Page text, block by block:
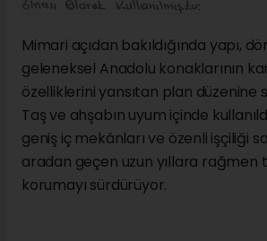
Mimari açıdan bakıldığında yapı,
geleneksel Anadolu konaklarının
özelliklerini yansıtan plan düzenine
Taş ve ahşabın uyum içinde
geniş iç mekânları ve özenli işçiliği
aradan geçen uzun yıllara rağmen
korumayı sürdürüyor.